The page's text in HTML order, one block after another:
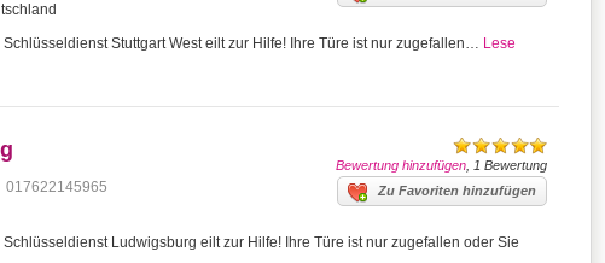
Stuttgart West eilt zur Hilfe! Ihre Türe ist nur zugefallen… Lese
Bewertung hinzufügen , 1 Bewertung
Zu Favoriten hinzufügen
017622145965
Ludwigsburg eilt zur Hilfe! Ihre Türe ist nur zugefallen oder Sie